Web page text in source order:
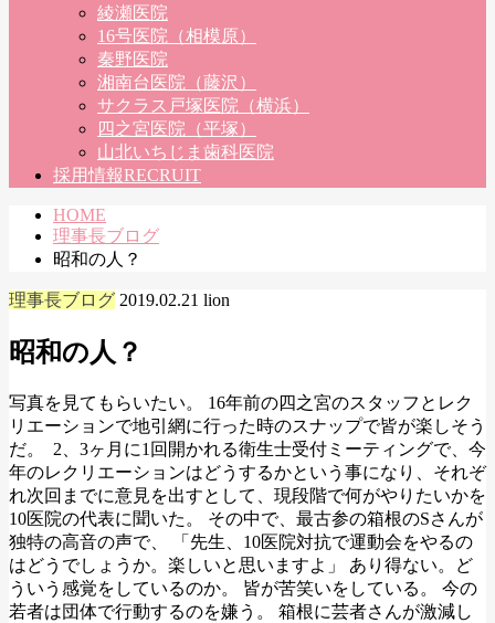
綾瀬医院
16号医院（相模原）
秦野医院
湘南台医院（藤沢）
サクラス戸塚医院（横浜）
四之宮医院（平塚）
山北いちじま歯科医院
採用情報RECRUIT
HOME
理事長ブログ
昭和の人？
理事長ブログ 2019.02.21 lion
昭和の人？
写真を見てもらいたい。 16年前の四之宮のスタッフとレク
リエーションで地引網に行った時のスナップで皆が楽しそう
だ。
2、3ヶ月に1回開かれる衛生士受付ミーティングで、今
年のレクリエーションはどうするかという事になり、それぞ
れ次回までに意見を出すとして、現段階で何がやりたいかを
10医院の代表に聞いた。 その中で、最古参の箱根のSさんが
独特の高音の声で、 「先生、10医院対抗で運動会をやるの
はどうでしょうか。楽しいと思いますよ」 あり得ない。ど
ういう感覚をしているのか。 皆が苦笑いをしている。 今の
若者は団体で行動するのを嫌う。 箱根に芸者さんが激減し